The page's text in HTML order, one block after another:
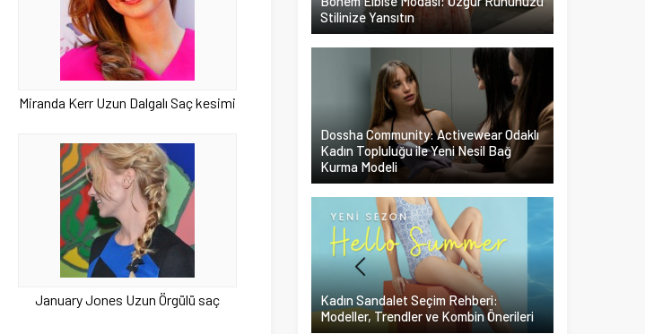
Miranda Kerr Uzun Dalgalı Saç kesimi
January Jones Uzun Örgülü saç
Stilinize Yansıtın
Dossha Community: Activewear Odaklı
Kadın Topluluğu ile Yeni Nesil Bağ
Kurma Modeli
Kadın Sandalet Seçim Rehberi:
Modeller, Trendler ve Kombin Önerileri